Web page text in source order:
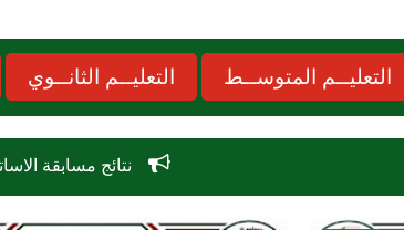
التعليــم المتوســط التعليــم الثانــوي
نتائج مسابقة الاساتذة 2026 concours onec dz